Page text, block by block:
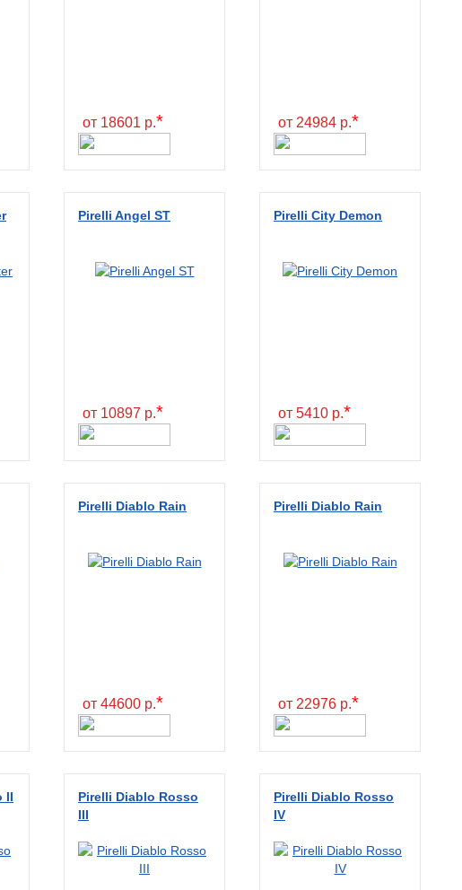
от 18601 р.* от 24984 р.*
Pirelli Angel ST
от 10897 р.*
Pirelli City Demon
от 5410 р.*
Pirelli Diablo Rain
от 44600 р.*
Pirelli Diablo Rain
от 22976 р.*
II
Pirelli Diablo Rosso
III
Pirelli Diablo Rosso
IV